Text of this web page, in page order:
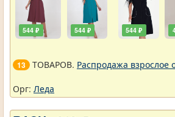
544 ₽ 544 ₽ 544 ₽
13 ТОВАРОВ. Распродажа взрослое
Орг: Леда